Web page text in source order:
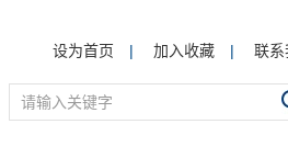
设为首页 | 加入收藏 | 联系